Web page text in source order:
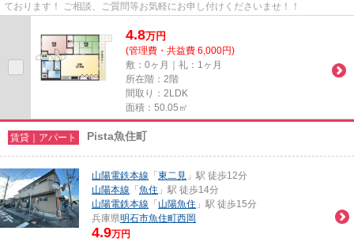
ております！ ご相談、ご質問等お気軽にお申し付けくださいませ！！
4.8万円
(管理費・共益費 6,000円)
敷：0ヶ月｜礼：1ヶ月
所在階：2階
間取り：2LDK
面積：50.05㎡
賃貸｜アパート Pista魚住町
山陽電鉄本線 「 東二見 」駅 徒歩12分
山陽本線 「 魚住 」駅 徒歩14分
山陽電鉄本線 「 山陽魚住 」駅 徒歩15分
兵庫県明石市魚住町西岡
4.9万円